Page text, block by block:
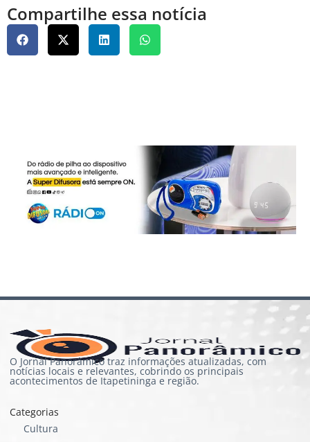
Compartilhe essa notícia
O Jornal Panorâmico traz informações atualizadas, com
notícias locais e relevantes, cobrindo os principais
acontecimentos de Itapetininga e região.
Categorias
Cultura